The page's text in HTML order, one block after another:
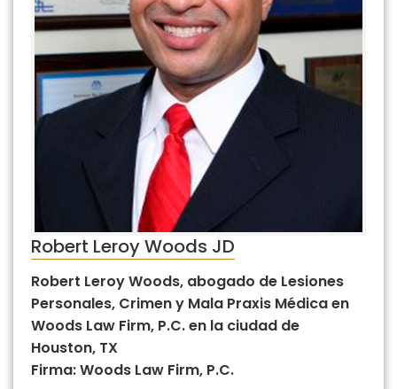
Robert Leroy Woods JD
Robert Leroy Woods, abogado de Lesiones
Personales, Crimen y Mala Praxis Médica en
Woods Law Firm, P.C. en la ciudad de
Houston, TX
Firma: Woods Law Firm, P.C.